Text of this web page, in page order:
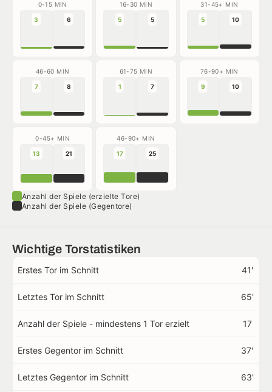
0-15 MIN
3 6
16-30 MIN
5 5
31-45+ MIN
5 10
46-60 MIN
7 8
61-75 MIN
1 7
76-90+ MIN
9 10
0-45+ MIN
13 21
46-90+ MIN
17 25
Anzahl der Spiele (erzielte Tore)
Anzahl der Spiele (Gegentore)
Wichtige Torstatistiken
Erstes Tor im Schnitt 41'
Letztes Tor im Schnitt 65'
Anzahl der Spiele - mindestens 1 Tor erzielt 17
Erstes Gegentor im Schnitt 37'
Letztes Gegentor im Schnitt 63'